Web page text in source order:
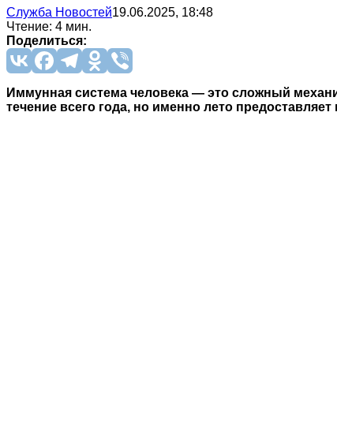
Служба Новостей19.06.2025, 18:48
Чтение: 4 мин.
Поделиться:
Иммунная система человека — это сложный
течение всего года, но именно лето